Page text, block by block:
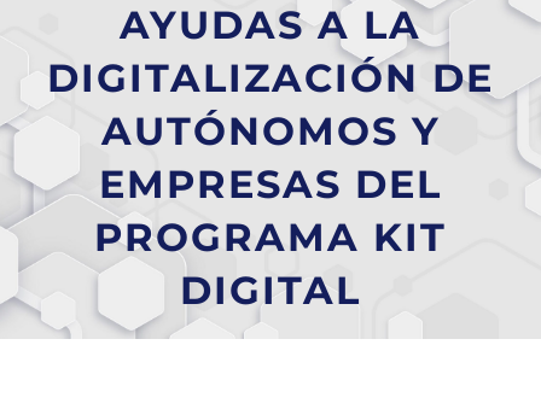
AYUDAS A LA
DIGITALIZACIÓN DE
AUTÓNOMOS Y
EMPRESAS DEL
PROGRAMA KIT
DIGITAL